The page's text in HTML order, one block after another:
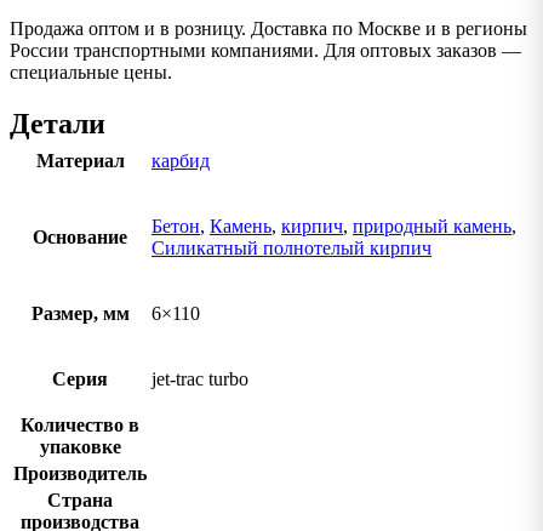
Продажа оптом и в розницу. Доставка по Москве и в регионы
России транспортными компаниями. Для оптовых заказов —
специальные цены.
Детали
Материал карбид
Основание
Бетон, Камень, кирпич, природный камень,
Силикатный полнотелый кирпич
Размер, мм 6×110
Серия jet-trac turbo
Количество в
упаковке
Производитель
Страна
производства